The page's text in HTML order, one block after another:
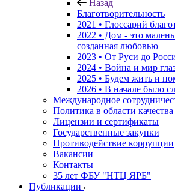
Назад
Благотворительность
2021 • Глоссарий
2022 • Дом - это
созданная любовью
2023 • От Руси до
2024 • Война и мир
2025 • Будем жить и
2026 • В начале было
Международное
Политика в области качества
Лицензии и сертификаты
Государственные закупки
Противодействие коррупции
Вакансии
Контакты
35 лет ФБУ "НТЦ ЯРБ"
Публикации